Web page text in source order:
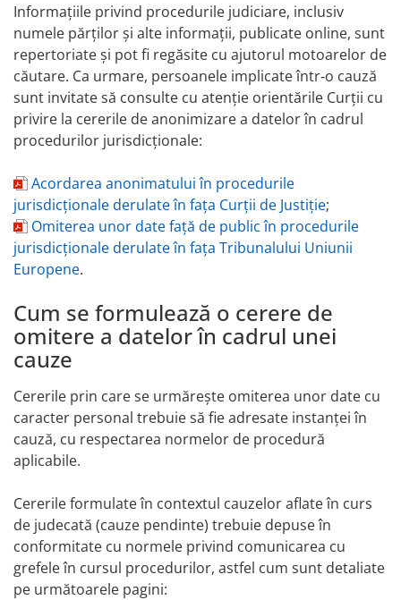
Informațiile privind procedurile judiciare, inclusiv
numele părților și alte informații, publicate online, sunt
repertoriate și pot fi regăsite cu ajutorul motoarelor de
căutare. Ca urmare, persoanele implicate într‑o cauză
sunt invitate să consulte cu atenție orientările Curții cu
privire la cererile de anonimizare a datelor în cadrul
procedurilor jurisdicționale:
Acordarea anonimatului în procedurile
jurisdicționale derulate în fața Curții de Justiție;
Omiterea unor date față de public în procedurile
jurisdicționale derulate în fața Tribunalului Uniunii
Europene.
Cum se formulează o cerere de
omitere a datelor în cadrul unei
cauze
Cererile prin care se urmărește omiterea unor date cu
caracter personal trebuie să fie adresate instanței în
cauză, cu respectarea normelor de procedură
aplicabile.
Cererile formulate în contextul cauzelor aflate în curs
de judecată (cauze pendinte) trebuie depuse în
conformitate cu normele privind comunicarea cu
grefele în cursul procedurilor, astfel cum sunt detaliate
pe următoarele pagini: